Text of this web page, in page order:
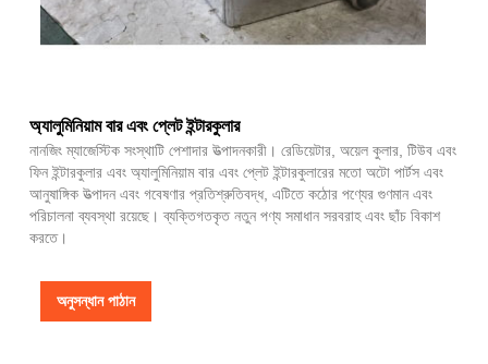
অ্যালুমিনিয়াম বার এবং প্লেট ইন্টারকুলার
নানজিং ম্যাজেস্টিক সংস্থাটি পেশাদার উত্পাদনকারী। রেডিয়েটার, অয়েল কুলার, টিউব এবং
ফিন ইন্টারকুলার এবং অ্যালুমিনিয়াম বার এবং প্লেট ইন্টারকুলারের মতো অটো পার্টস এবং
আনুষাঙ্গিক উত্পাদন এবং গবেষণার প্রতিশ্রুতিবদ্ধ, এটিতে কঠোর পণ্যের গুণমান এবং
পরিচালনা ব্যবস্থা রয়েছে। ব্যক্তিগতকৃত নতুন পণ্য সমাধান সরবরাহ এবং ছাঁচ বিকাশ
করতে।
অনুসন্ধান পাঠান